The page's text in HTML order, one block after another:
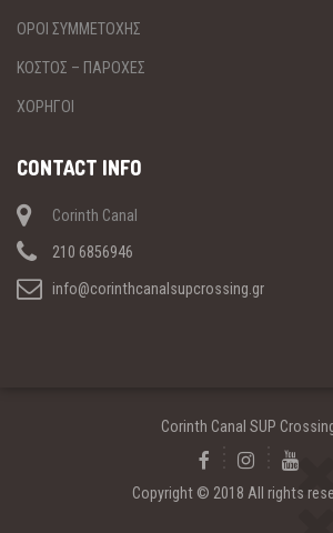
ΟΡΟΙ ΣΥΜΜΕΤΟΧΗΣ
ΚΟΣΤΟΣ – ΠΑΡΟΧΕΣ
ΧΟΡΗΓΟΙ
CONTACT INFO
Corinth Canal
210 6856946
info@corinthcanalsupcrossing.gr
Corinth Canal SUP
Copyright © 2018 All rights